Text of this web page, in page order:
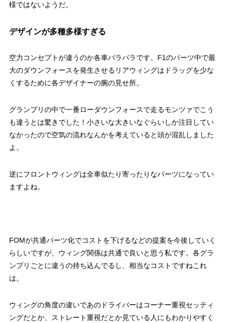
様ではないようだ。
デザインが多種多様すぎる
空力コンセプトが違うのか各車バラバラです。F1のパーツ中で最
大のダウンフォースを発生させるリアウィングはドラッグを少な
くするために各デザイナーの腕の見せ所。
グランプリの中で一番ローダウンフォースで走るモンツァでこう
も違うとは驚きでした！小さいな大きいなぐらいしか注目してい
なかったので空気の流れなんかを考えていると頭が混乱しました
よ。
逆にフロントウィングは全車似たり寄ったりなパーツになってい
ますよね。
FOMが共通パーツ化でコストを下げるなどの提案を今後していく
らしいですが、ウィング関係は共通で良いと思う私です。各グラ
ンプリごとに違うの持ち込んでるし、相当なコストですねこれ
は。
ウィングの角度の違いであのドライバーはコーナー重視セッティ
ングだとか、ストレート重視だとか見ている人にもわかりやすく